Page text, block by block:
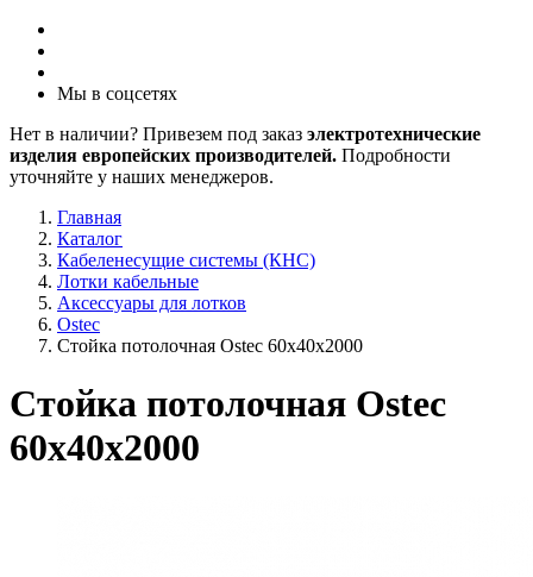
Мы в соцсетях
Нет в наличии? Привезем под заказ электротехнические
изделия европейских производителей. Подробности
уточняйте у наших менеджеров.
Главная
Каталог
Кабеленесущие системы (КНС)
Лотки кабельные
Аксессуары для лотков
Ostec
Стойка потолочная Ostec 60х40х2000
Стойка потолочная Ostec
60х40х2000